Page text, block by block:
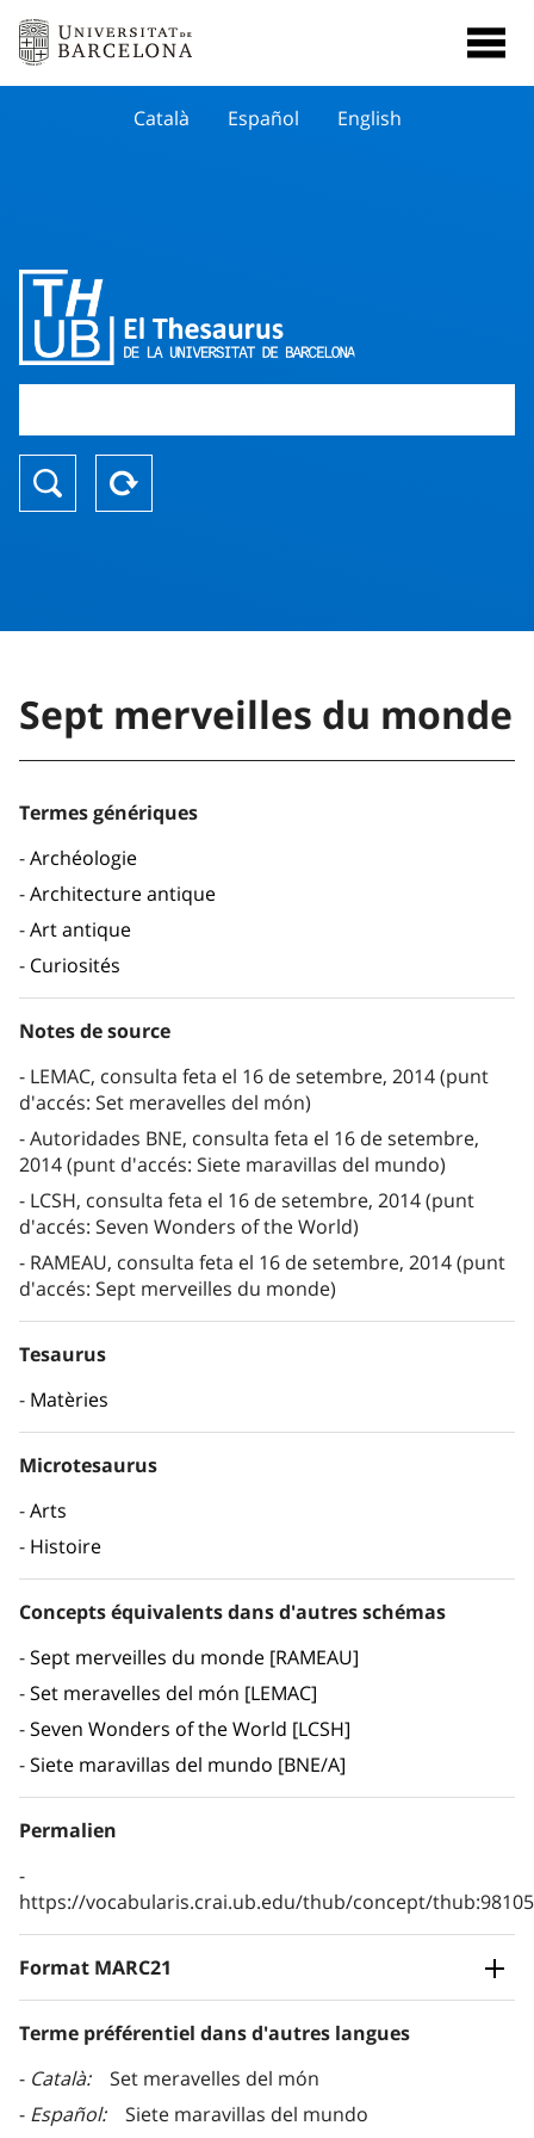
Català Español English
Sept merveilles du monde
Termes génériques
Archéologie
Architecture antique
Art antique
Curiosités
Notes de source
LEMAC, consulta feta el 16 de setembre, 2014 (punt
d'accés: Set meravelles del món)
Autoridades BNE, consulta feta el 16 de setembre,
2014 (punt d'accés: Siete maravillas del mundo)
LCSH, consulta feta el 16 de setembre, 2014 (punt
d'accés: Seven Wonders of the World)
RAMEAU, consulta feta el 16 de setembre, 2014 (punt
d'accés: Sept merveilles du monde)
Tesaurus
Matèries
Microtesaurus
Arts
Histoire
Concepts équivalents dans d'autres schémas
Sept merveilles du monde [RAMEAU]
Set meravelles del món [LEMAC]
Seven Wonders of the World [LCSH]
Siete maravillas del mundo [BNE/A]
Permalien
https://vocabularis.crai.ub.edu/thub/concept/
Format MARC21
Terme préférentiel dans d'autres langues
Català
Set meravelles del món
Español
Siete maravillas del mundo